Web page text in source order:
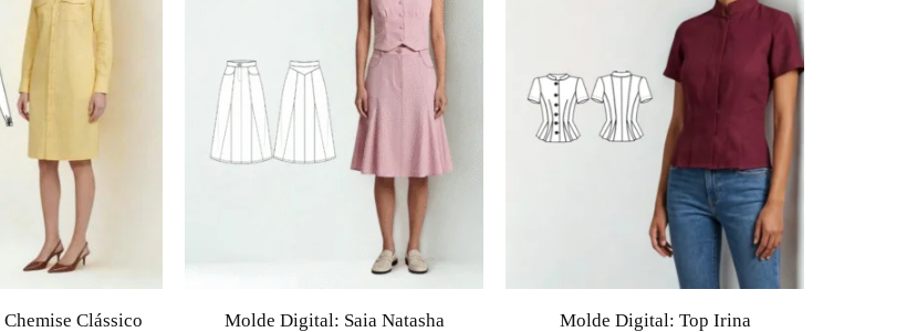
Clássico Molde Digital: Saia Natasha Molde Digital: Top Irina